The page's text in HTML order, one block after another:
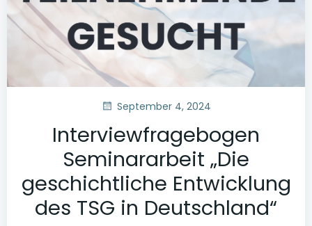
September 4, 2024
Interviewfragebogen
Seminararbeit „Die
geschichtliche Entwicklung
des TSG in Deutschland“